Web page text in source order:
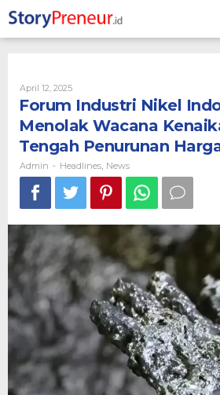
to
content
April 12, 2025By
Admin
Forum Industri Nikel
Menolak Wacana
Tengah Penurunan
Admin - Headlines News